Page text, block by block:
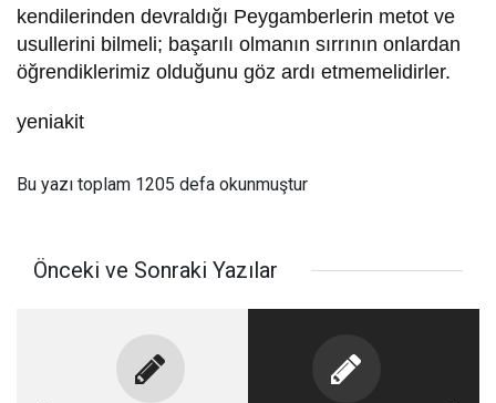
kendilerinden devraldığı Peygamberlerin metot ve
usullerini bilmeli; başarılı olmanın sırrının onlardan
öğrendiklerimiz olduğunu göz ardı etmemelidirler.
yeniakit
Bu yazı toplam 1205 defa okunmuştur
Önceki ve Sonraki Yazılar